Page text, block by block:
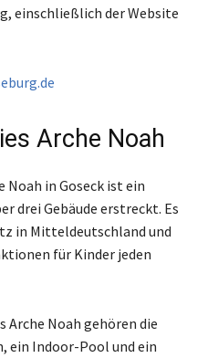
einschließlich der Website
Arche Noah
Noah in Goseck ist ein
drei Gebäude erstreckt. Es
in Mitteldeutschland und
für Kinder jeden
Noah gehören die
Indoor-Pool und ein